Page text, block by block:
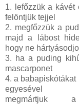
1. lefőzzük a kávét
felöntjük tejjel
2. megfőzzük a
majd a lábost
hogy ne
3. ha a puding
mascarponet
4. a babapiskótákat
egyesével
megmártjuk a